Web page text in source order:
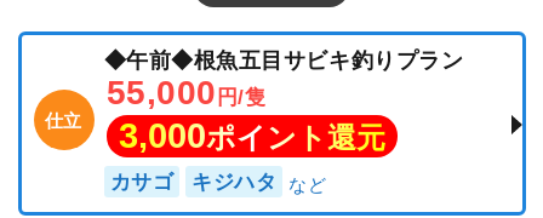
仕立
◆午前◆根魚五目サビキ釣りプラン
55,000 円/隻
3,000ポイント還元
カサゴ キジハタ